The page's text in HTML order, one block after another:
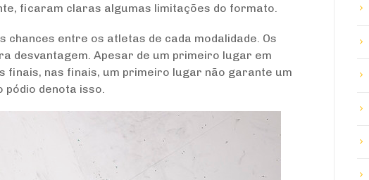
ficaram claras algumas limitações do formato.
chances entre os atletas de cada modalidade. Os
desvantagem. Apesar de um primeiro lugar em
nas finais, um primeiro lugar não garante um
denota isso.